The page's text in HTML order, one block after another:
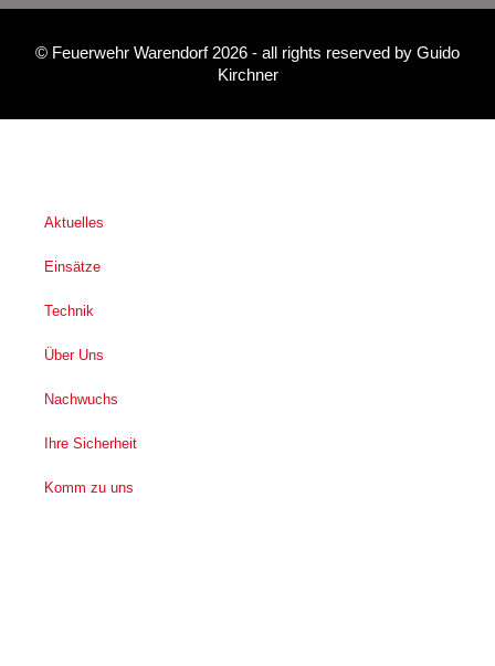
© Feuerwehr Warendorf 2026 - all rights reserved by Guido
Kirchner
Aktuelles
Einsätze
Technik
Über Uns
Nachwuchs
Ihre Sicherheit
Komm zu uns